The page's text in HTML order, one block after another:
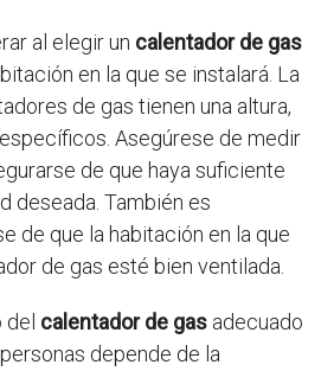
al elegir un calentador de gas
en la que se instalará. La
de gas tienen una altura,
Asegúrese de medir
de que haya suficiente
deseada. También es
de que la habitación en la que
de gas esté bien ventilada.
del calentador de gas adecuado
depende de la